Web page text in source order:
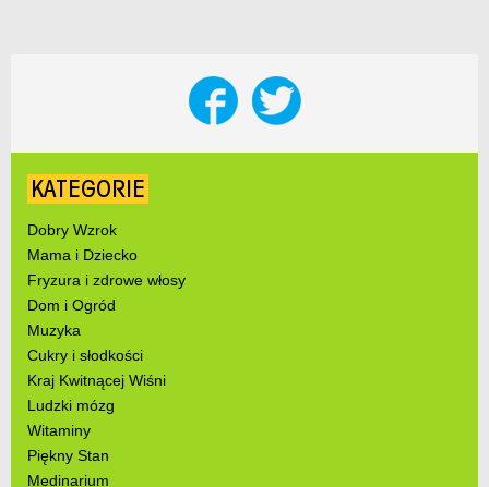
KATEGORIE
Dobry Wzrok
Mama i Dziecko
Fryzura i zdrowe włosy
Dom i Ogród
Muzyka
Cukry i słodkości
Kraj Kwitnącej Wiśni
Ludzki mózg
Witaminy
Piękny Stan
Medinarium